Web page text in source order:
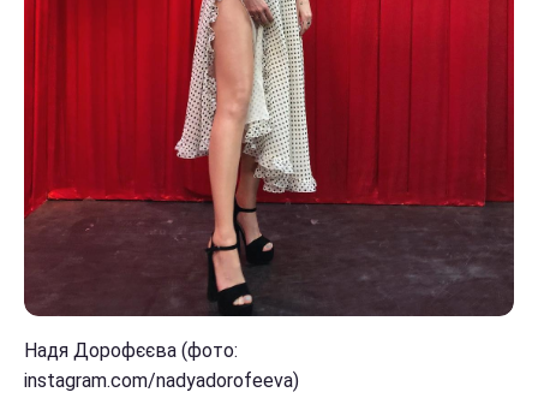
Надя Дорофєєва (фото:
instagram.com/nadyadorofeeva)